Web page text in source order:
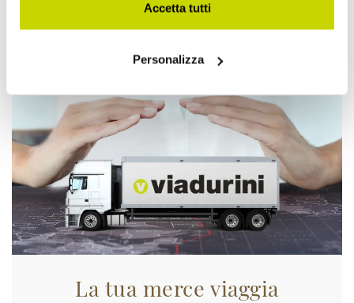
Accetta tutti
Personalizza
Approfittane subito!
La tua merce viaggia